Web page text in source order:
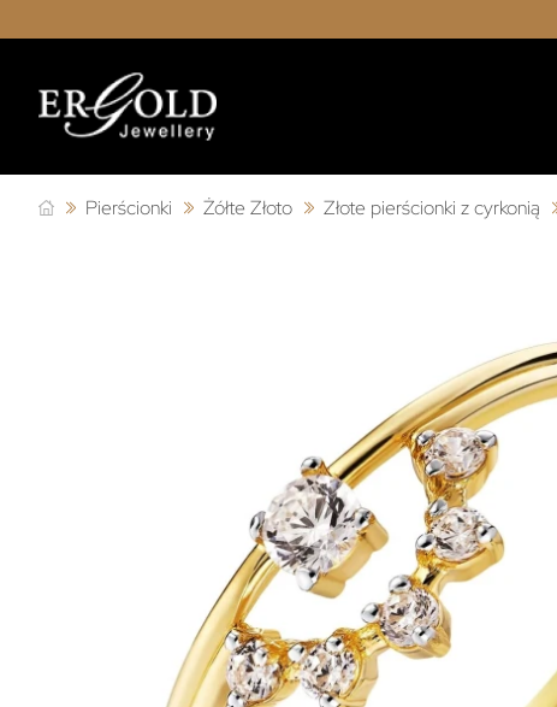
Pierścionki Żółte Złoto Złote pierścionki z cyrkonią